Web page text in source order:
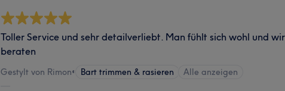
Toller Service und sehr detailverliebt. Man fühlt sich wohl und
beraten
Gestylt von Rimon• Bart trimmen & rasieren Alle anzeigen